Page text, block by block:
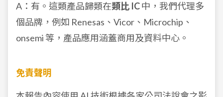
A：有。這類產品歸類在類比 IC中，我們代理多
個品牌，例如 Renesas、Vicor、Microchip、
onsemi 等，產品應用涵蓋商用及資料中心。
免責聲明